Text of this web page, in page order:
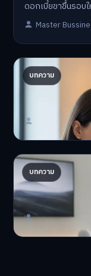
ดอกเบี้ยขาขึ้นรอบ
Master
บทความ
ปรับพอร์ตรับ ‘
ให้พัง
'เงินดิจิทัล 2.0' มา
Master
บทความ
AI จัดพอร์ตให้
จอ
AI จัดพอร์ตให้ปัง! ห
Master